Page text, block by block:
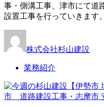
事・側溝工事、津市にて道
設置工事を行っていきます
株式会社杉山建設
業務紹介